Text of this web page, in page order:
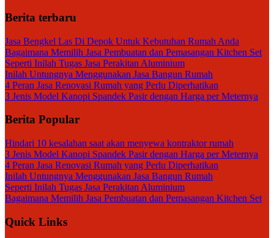
Berita terbaru
Jasa Bengkel Las Di Depok Untuk Kebutuhan Rumah Anda
Bagaimana Memilih Jasa Pembuatan dan Pemasangan Kitchen Set
Seperti Inilah Tugas Jasa Perakitan Aluminium
Inilah Untungnya Menggunakan Jasa Bangun Rumah
4 Peran Jasa Renovasi Rumah yang Perlu Diperhatikan
3 Jenis Model Kanopi Spandek Pasir dengan Harga per Meternya
Berita Popular
Hindari 10 kesalahan saat akan menyewa kontraktor rumah
3 Jenis Model Kanopi Spandek Pasir dengan Harga per Meternya
4 Peran Jasa Renovasi Rumah yang Perlu Diperhatikan
Inilah Untungnya Menggunakan Jasa Bangun Rumah
Seperti Inilah Tugas Jasa Perakitan Aluminium
Bagaimana Memilih Jasa Pembuatan dan Pemasangan Kitchen Set
Quick Links